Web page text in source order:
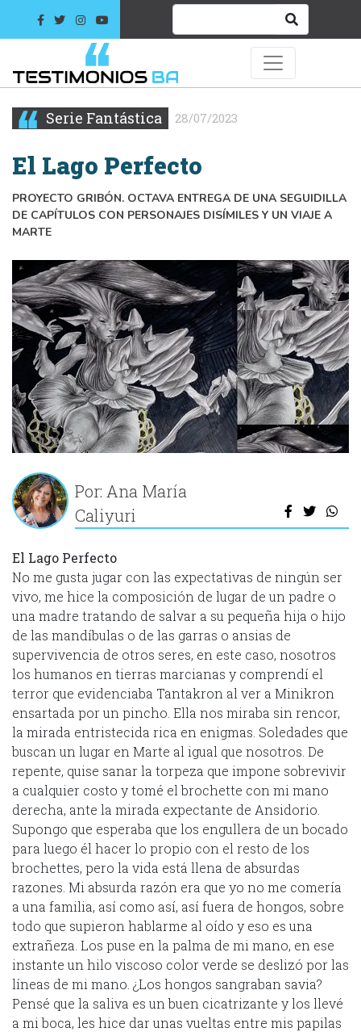
Serie Fantástica 28/07/2023
El Lago Perfecto
PROYECTO GRIBÓN. OCTAVA ENTREGA DE UNA SEGUIDILLA
DE CAPÍTULOS CON PERSONAJES DISÍMILES Y UN VIAJE A
MARTE
Por: Ana María
Caliyuri
El Lago Perfecto
No me gusta jugar con las expectativas de ningún ser
vivo, me hice la composición de lugar de un padre o
una madre tratando de salvar a su pequeña hija o hijo
de las mandíbulas o de las garras o ansias de
supervivencia de otros seres, en este caso, nosotros
los humanos en tierras marcianas y comprendí el
terror que evidenciaba Tantakron al ver a Minikron
ensartada por un pincho. Ella nos miraba sin rencor,
la mirada entristecida rica en enigmas. Soledades que
buscan un lugar en Marte al igual que nosotros. De
repente, quise sanar la torpeza que impone sobrevivir
a cualquier costo y tomé el brochette con mi mano
derecha, ante la mirada expectante de Ansidorio.
Supongo que esperaba que los engullera de un bocado
para luego él hacer lo propio con el resto de los
brochettes, pero la vida está llena de absurdas
razones. Mi absurda razón era que yo no me comería
a una familia, así como así, así fuera de hongos, sobre
todo que supieron hablarme al oído y eso es una
extrañeza. Los puse en la palma de mi mano, en ese
instante un hilo viscoso color verde se deslizó por las
líneas de mi mano. ¿Los hongos sangraban savia?
Pensé que la saliva es un buen cicatrizante y los llevé
a mi boca, les hice dar unas vueltas entre mis papilas